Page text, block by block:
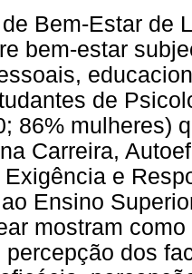
Bem-Estar de
bem-estar
de
86% mulheres)
Carreira,
Exigência e
Ensino
mostram
percepção dos